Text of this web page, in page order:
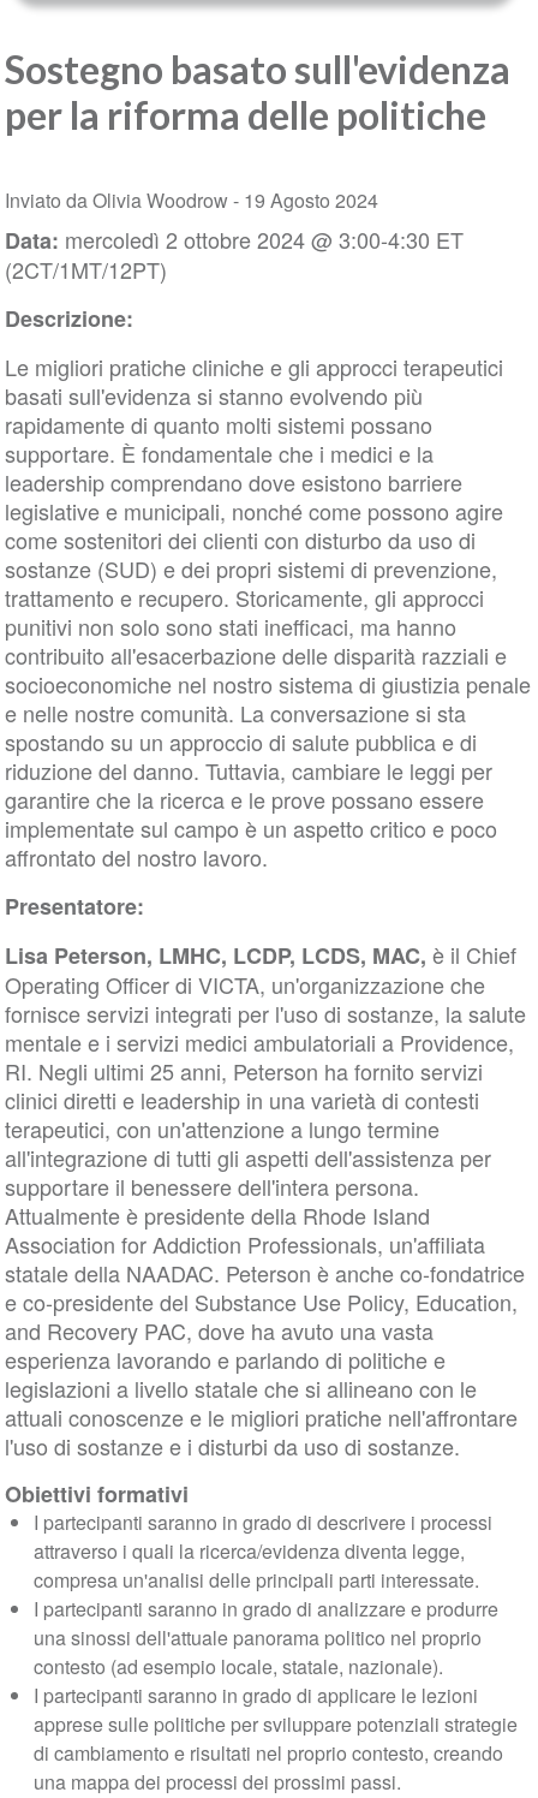
Sostegno basato sull'evidenza
per la riforma delle politiche
Inviato da Olivia Woodrow - 19 Agosto 2024
Data: mercoledì 2 ottobre 2024 @ 3:00-4:30 ET
(2CT/1MT/12PT)
Descrizione:
Le migliori pratiche cliniche e gli approcci terapeutici
basati sull'evidenza si stanno evolvendo più
rapidamente di quanto molti sistemi possano
supportare. È fondamentale che i medici e la
leadership comprendano dove esistono barriere
legislative e municipali, nonché come possono agire
come sostenitori dei clienti con disturbo da uso di
sostanze (SUD) e dei propri sistemi di prevenzione,
trattamento e recupero. Storicamente, gli approcci
punitivi non solo sono stati inefficaci, ma hanno
contribuito all'esacerbazione delle disparità razziali e
socioeconomiche nel nostro sistema di giustizia penale
e nelle nostre comunità. La conversazione si sta
spostando su un approccio di salute pubblica e di
riduzione del danno. Tuttavia, cambiare le leggi per
garantire che la ricerca e le prove possano essere
implementate sul campo è un aspetto critico e poco
affrontato del nostro lavoro.
Presentatore:
Lisa Peterson, LMHC, LCDP, LCDS, MAC, è il Chief
Operating Officer di VICTA, un'organizzazione che
fornisce servizi integrati per l'uso di sostanze, la salute
mentale e i servizi medici ambulatoriali a Providence,
RI. Negli ultimi 25 anni, Peterson ha fornito servizi
clinici diretti e leadership in una varietà di contesti
terapeutici, con un'attenzione a lungo termine
all'integrazione di tutti gli aspetti dell'assistenza per
supportare il benessere dell'intera persona.
Attualmente è presidente della Rhode Island
Association for Addiction Professionals, un'affiliata
statale della NAADAC. Peterson è anche co-fondatrice
e co-presidente del Substance Use Policy, Education,
and Recovery PAC, dove ha avuto una vasta
esperienza lavorando e parlando di politiche e
legislazioni a livello statale che si allineano con le
attuali conoscenze e le migliori pratiche nell'affrontare
l'uso di sostanze e i disturbi da uso di sostanze.
Obiettivi formativi
I partecipanti saranno in grado di descrivere i processi
attraverso i quali la ricerca/evidenza diventa legge,
compresa un'analisi delle principali parti interessate.
I partecipanti saranno in grado di analizzare e produrre
una sinossi dell'attuale panorama politico nel proprio
contesto (ad esempio locale, statale, nazionale).
I partecipanti saranno in grado di applicare le lezioni
apprese sulle politiche per sviluppare potenziali strategie
di cambiamento e risultati nel proprio contesto, creando
una mappa dei processi dei prossimi passi.